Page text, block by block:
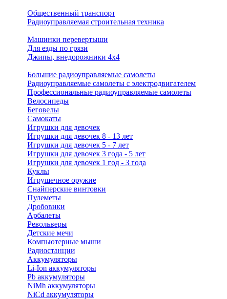
Общественный транспорт
Радиоуправляемая строительная техника
Машинки перевертыши
Для езды по грязи
Джипы, внедорожники 4x4
Большие радиоуправляемые самолеты
Радиоуправляемые самолеты с электродвигателем
Профессиональные радиоуправляемые самолеты
Велосипеды
Беговелы
Самокаты
Игрушки для девочек
Игрушки для девочек 8 - 13 лет
Игрушки для девочек 5 - 7 лет
Игрушки для девочек 3 года - 5 лет
Игрушки для девочек 1 год - 3 года
Куклы
Игрушечное оружие
Снайперские винтовки
Пулеметы
Дробовики
Арбалеты
Револьверы
Детские мечи
Компьютерные мыши
Радиостанции
Аккумуляторы
Li-Ion аккумуляторы
Pb аккумуляторы
NiMh аккумуляторы
NiCd аккумуляторы